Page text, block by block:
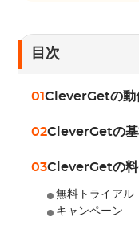
目次
01CleverGetの動
02CleverGetの基
03CleverGetの料
無料トライアル
キャンペーン